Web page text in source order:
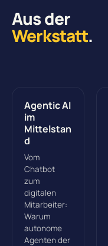
Aus der
Werkstatt.
Agentic AI
im
Mittelstan
d
Vom
Chatbot
zum
digitalen
Mitarbeiter:
Warum
autonome
Agenten der